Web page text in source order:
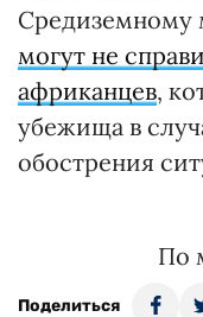
Средиземному
могут не
африканцев,
убежища в
обострения
По
Поделиться